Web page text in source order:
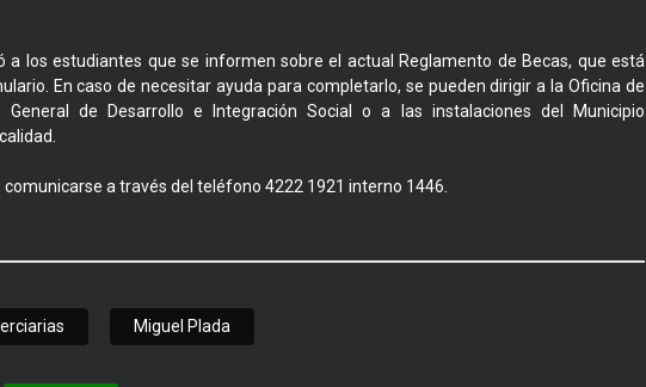
a los estudiantes que se informen sobre el actual Reglamento de Becas, que está
En caso de necesitar ayuda para completarlo, se pueden dirigir a la Oficina de
General de Desarrollo e Integración Social o a las instalaciones del Municipio
a través del teléfono 4222 1921 interno 1446.
Miguel Plada